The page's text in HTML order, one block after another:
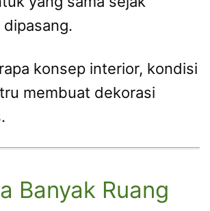
konsep interior, kondisi
membuat dekorasi
Banyak Ruang